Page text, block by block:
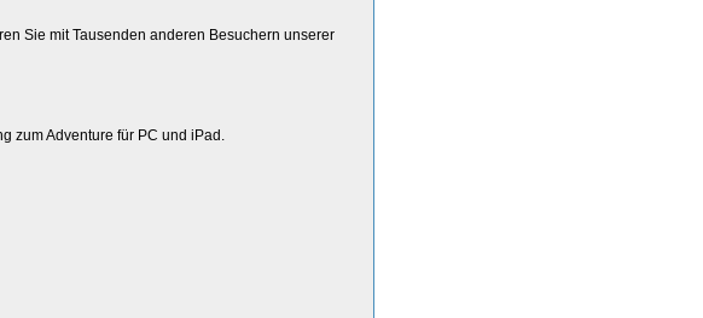
Sie mit Tausenden anderen Besuchern unserer
zum Adventure für PC und iPad.